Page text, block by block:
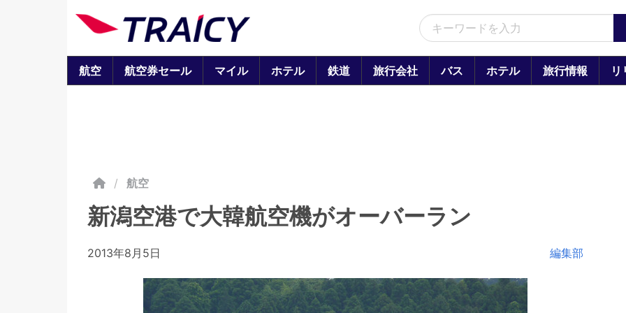
航空 航空券セール マイル ホテル 鉄道 旅行会社 バス ホテル 旅行情報 リ
/ 航空
新潟空港で大韓航空機がオーバーラン
2013年8月5日 編集部